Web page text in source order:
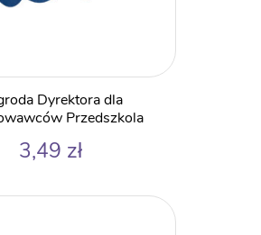
Dyrektora dla
Przedszkola
3,49 zł